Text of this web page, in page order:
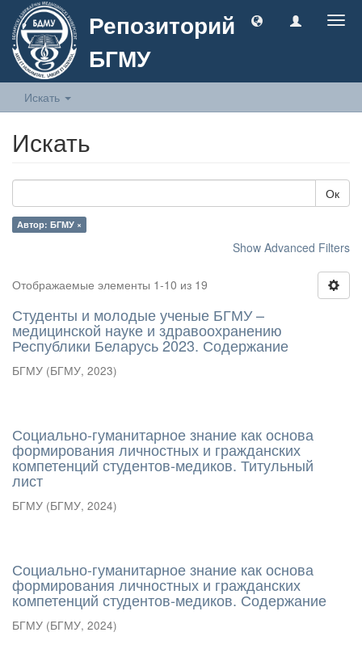
Репозиторий
БГМУ
Искать
Искать
Ок
Автор: БГМУ ×
Show Advanced Filters
Отображаемые элементы 1-10 из 19
Студенты и молодые ученые БГМУ –
медицинской науке и здравоохранению
Республики Беларусь 2023. Содержание
БГМУ (БГМУ, 2023)
Социально-гуманитарное знание как основа
формирования личностных и гражданских
компетенций студентов-медиков. Титульный
лист
БГМУ (БГМУ, 2024)
Социально-гуманитарное знание как основа
формирования личностных и гражданских
компетенций студентов-медиков. Содержание
БГМУ (БГМУ, 2024)